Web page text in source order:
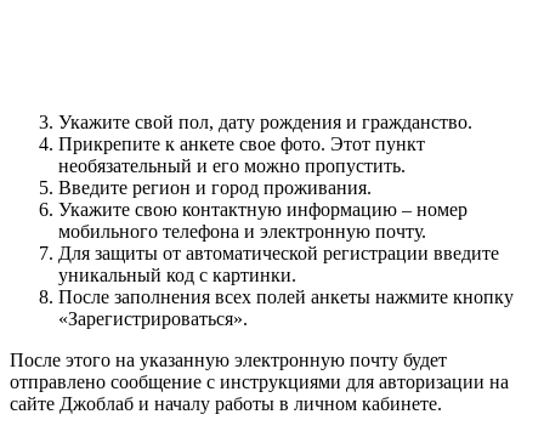
Укажите свой пол, дату рождения и гражданство.
Прикрепите к анкете свое фото. Этот пункт
необязательный и его можно пропустить.
Введите регион и город проживания.
Укажите свою контактную информацию – номер
мобильного телефона и электронную почту.
Для защиты от автоматической регистрации введите
уникальный код с картинки.
После заполнения всех полей анкеты нажмите кнопку
«Зарегистрироваться».
После этого на указанную электронную почту будет
отправлено сообщение с инструкциями для авторизации на
сайте Джоблаб и началу работы в личном кабинете.